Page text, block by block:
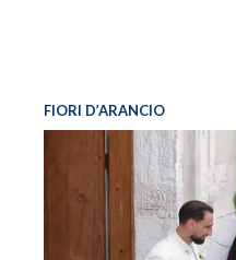
FIORI D’ARANCIO